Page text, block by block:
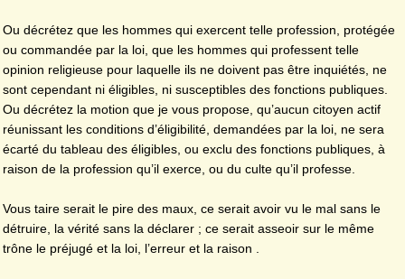
Ou décrétez que les hommes qui exercent telle profession, protégée
ou commandée par la loi, que les hommes qui professent telle
opinion religieuse pour laquelle ils ne doivent pas être inquiétés, ne
sont cependant ni éligibles, ni susceptibles des fonctions publiques.
Ou décrétez la motion que je vous propose, qu’aucun citoyen actif
réunissant les conditions d’éligibilité, demandées par la loi, ne sera
écarté du tableau des éligibles, ou exclu des fonctions publiques, à
raison de la profession qu’il exerce, ou du culte qu’il professe.
Vous taire serait le pire des maux, ce serait avoir vu le mal sans le
détruire, la vérité sans la déclarer ; ce serait asseoir sur le même
trône le préjugé et la loi, l’erreur et la raison .